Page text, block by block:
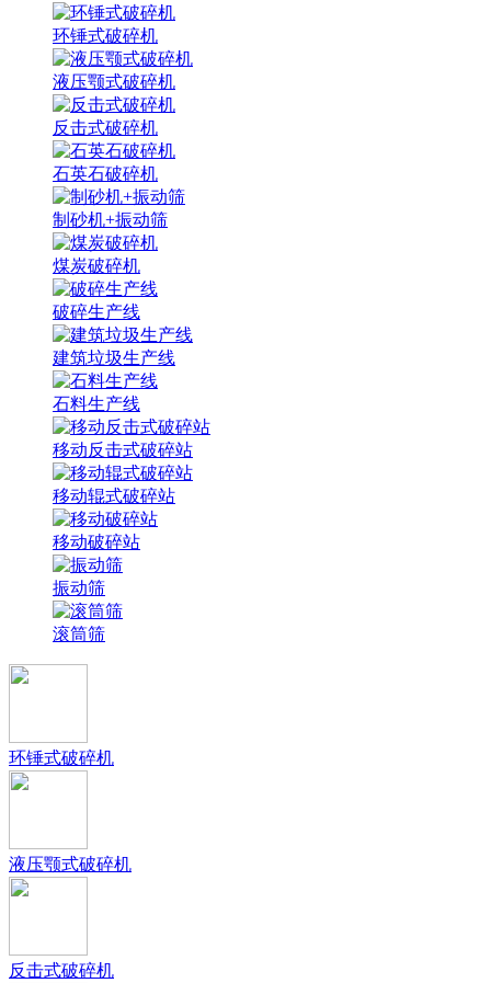
环锤式破碎机
液压颚式破碎机
反击式破碎机
石英石破碎机
制砂机+振动筛
煤炭破碎机
破碎生产线
建筑垃圾生产线
石料生产线
移动反击式破碎站
移动辊式破碎站
移动破碎站
振动筛
滚筒筛
环锤式破碎机
液压颚式破碎机
反击式破碎机